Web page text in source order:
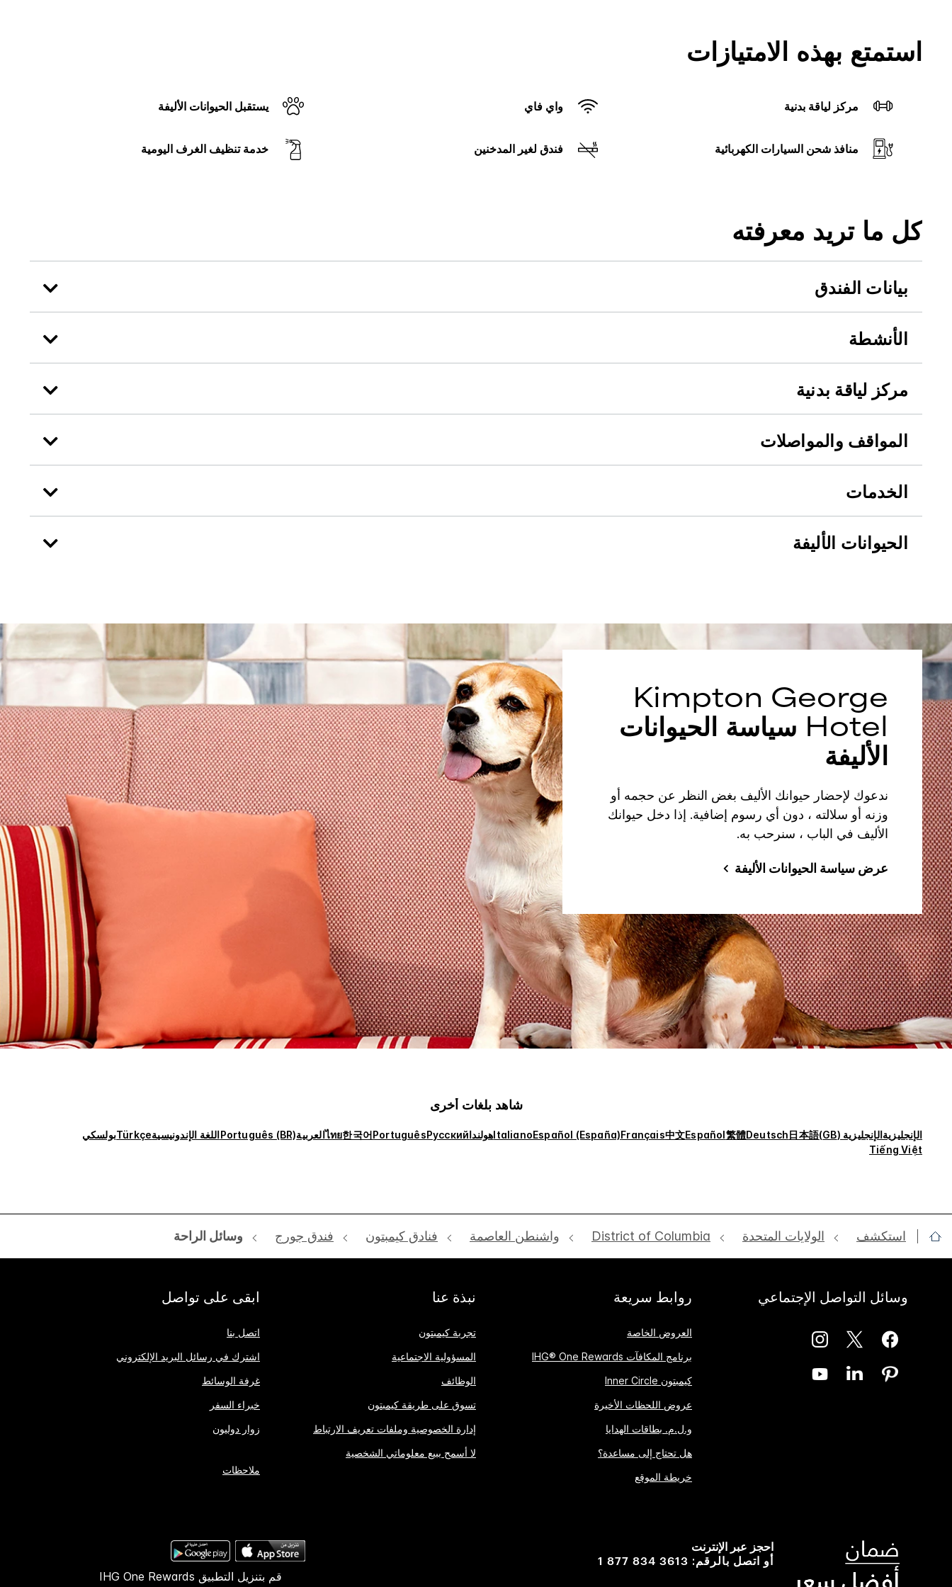
استمتع بهذه الامتيازات
مركز لياقة بدنية واي فاي يستقبل الحيوانات الأليفة
منافذ شحن السيارات الكهربائية فندق لغير المدخنين خدمة تنظيف الغرف اليومية
كل ما تريد معرفته
بيانات الفندق
الأنشطة
مركز لياقة بدنية
المواقف والمواصلات
الخدمات
الحيوانات الأليفة
Kimpton George
Hotel سياسة الحيوانات
الأليفة
ندعوك لإحضار حيوانك الأليف بغض النظر عن حجمه أو
وزنه أو سلالته ، دون أي رسوم إضافية. إذا دخل حيوانك
الأليف في الباب ، سنرحب به.
عرض سياسة الحيوانات الأليفة
شاهد بلغات أخرى
الإنجليزيةالإنجليزية (GB) 日本語
Deutsch
繁體
Español
中文
Français
Español (España)
ItalianoهولنداРусский
Português
한국어
ไทยالعربيةPortuguês (BR)اللغة الإندونيسيةTürkçeبولسكي
Tiếng Việt
استكشف الولايات المتحدة District of Columbia واشنطن العاصمة فنادق كيمبتون فندق جورج وسائل الراحة
وسائل التواصل الإجتماعي روابط سريعة
العروض الخاصة
برنامج المكافآت IHG® One Rewards
كيمبتون Inner Circle
عروض اللحظات الأخيرة
و.ل.م. بطاقات الهدايا
هل تحتاج إلى مساعدة؟
خريطة الموقع
نبذة عنا
تجربة كيمبتون
المسؤولية الاجتماعية
الوظائف
تسوق على طريقة كيمبتون
إدارة الخصوصية وملفات تعريف الارتباط
لا أسمح ببيع معلوماتي الشخصية
ابقى على تواصل
اتصل بنا
اشترك في رسائل البريد الإلكتروني
غرفة الوسائط
خبراء السفر
زوار دوليون
ملاحظات
احجز عبر الإنترنت
أو اتصل بالرقم: 1 877 834 3613
قم بتنزيل التطبيق IHG One Rewards